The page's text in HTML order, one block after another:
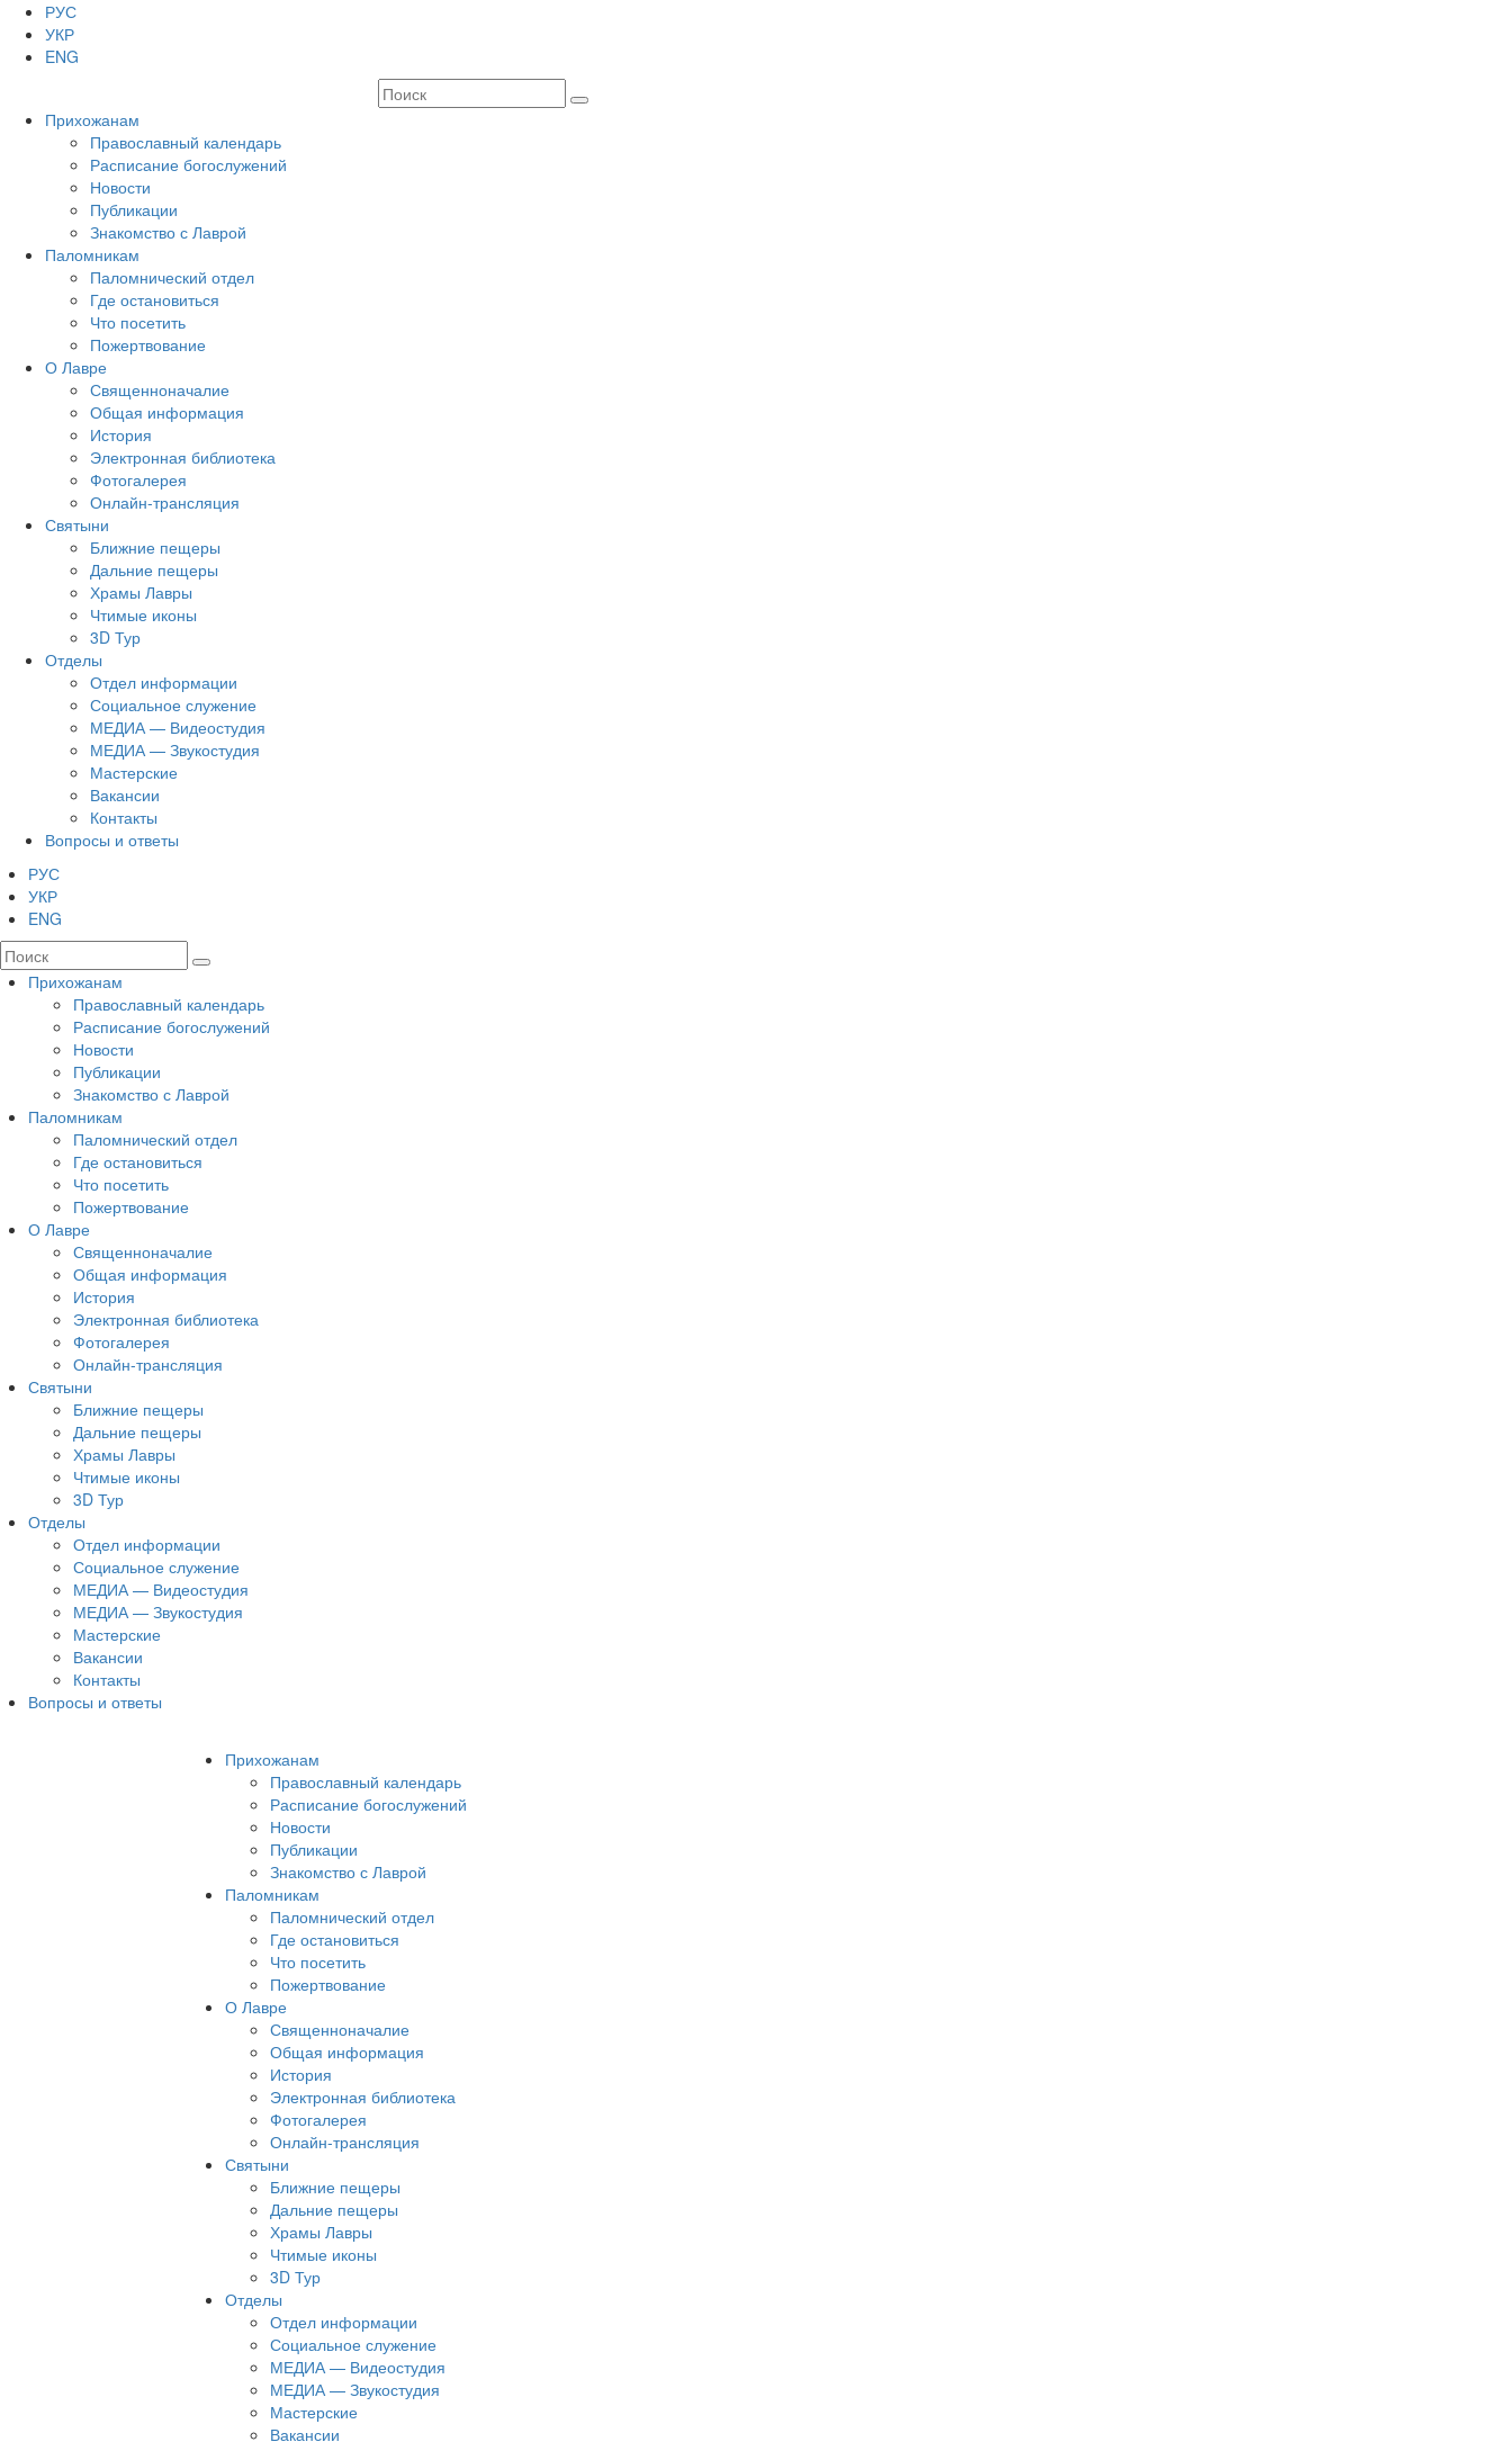
РУС
УКР
ENG
Прихожанам
Православный календарь
Расписание богослужений
Новости
Публикации
Знакомство с Лаврой
Паломникам
Паломнический отдел
Где остановиться
Что посетить
Пожертвование
О Лавре
Священноначалие
Общая информация
История
Электронная библиотека
Фотогалерея
Онлайн-трансляция
Святыни
Ближние пещеры
Дальние пещеры
Храмы Лавры
Чтимые иконы
3D Тур
Отделы
Отдел информации
Социальное служение
МЕДИА — Видеостудия
МЕДИА — Звукостудия
Мастерские
Вакансии
Контакты
Вопросы и ответы
РУС
УКР
ENG
Прихожанам
Православный календарь
Расписание богослужений
Новости
Публикации
Знакомство с Лаврой
Паломникам
Паломнический отдел
Где остановиться
Что посетить
Пожертвование
О Лавре
Священноначалие
Общая информация
История
Электронная библиотека
Фотогалерея
Онлайн-трансляция
Святыни
Ближние пещеры
Дальние пещеры
Храмы Лавры
Чтимые иконы
3D Тур
Отделы
Отдел информации
Социальное служение
МЕДИА — Видеостудия
МЕДИА — Звукостудия
Мастерские
Вакансии
Контакты
Вопросы и ответы
Прихожанам
Православный календарь
Расписание богослужений
Новости
Публикации
Знакомство с Лаврой
Паломникам
Паломнический отдел
Где остановиться
Что посетить
Пожертвование
О Лавре
Священноначалие
Общая информация
История
Электронная библиотека
Фотогалерея
Онлайн-трансляция
Святыни
Ближние пещеры
Дальние пещеры
Храмы Лавры
Чтимые иконы
3D Тур
Отделы
Отдел информации
Социальное служение
МЕДИА — Видеостудия
МЕДИА — Звукостудия
Мастерские
Вакансии